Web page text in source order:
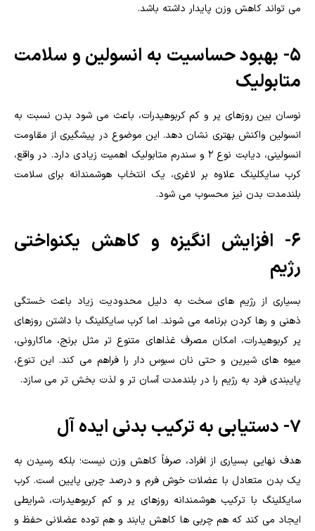
می تواند کاهش وزن پایدار داشته باشد.
۵- بهبود حساسیت به انسولین و سلامت
متابولیک
نوسان بین روزهای پر و کم کربوهیدرات، باعث می شود بدن نسبت به
انسولین واکنش بهتری نشان دهد. این موضوع در پیشگیری از مقاومت
انسولینی، دیابت نوع ۲ و سندرم متابولیک اهمیت زیادی دارد. در واقع،
کرب سایکلینگ علاوه بر لاغری، یک انتخاب هوشمندانه برای سلامت
بلندمدت بدن نیز محسوب می شود.
۶- افزایش انگیزه و کاهش یکنواختی
رژیم
بسیاری از رژیم های سخت به دلیل محدودیت زیاد باعث خستگی
ذهنی و رها کردن برنامه می شوند. اما کرب سایکلینگ با داشتن روزهای
پر کربوهیدرات، امکان مصرف غذاهای متنوع تر مثل برنج، ماکارونی،
میوه های شیرین و حتی نان سبوس دار را فراهم می کند. این تنوع،
پایبندی فرد به رژیم را در بلندمدت آسان تر و لذت بخش تر می سازد.
۷- دستیابی به ترکیب بدنی ایده آل
هدف نهایی بسیاری از افراد، صرفاً کاهش وزن نیست؛ بلکه رسیدن به
یک بدن متعادل با عضلات خوش فرم و درصد چربی پایین است. کرب
سایکلینگ با ترکیب هوشمندانه روزهای پر و کم کربوهیدرات، شرایطی
ایجاد می کند که هم چربی ها کاهش یابند و هم توده عضلانی حفظ و